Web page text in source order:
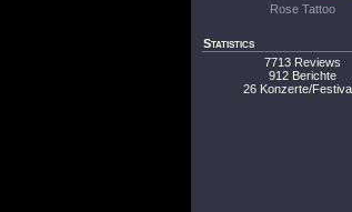
Rose Tattoo
Statistics
7713 Reviews
912 Berichte
26 Konzerte/